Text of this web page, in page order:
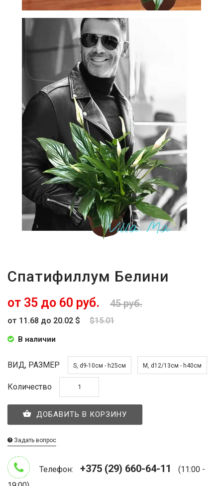
Спатифиллум Белини
от 35 до 60 руб. 45 руб.
от 11.68 до 20.02 $ $15.01
В наличии
ВИД, РАЗМЕР S, d9-10см - h25см M, d12/13см - h40см
Количество
ДОБАВИТЬ В КОРЗИНУ
Задать вопрос
Телефон: +375 (29) 660-64-11
(11:00 -